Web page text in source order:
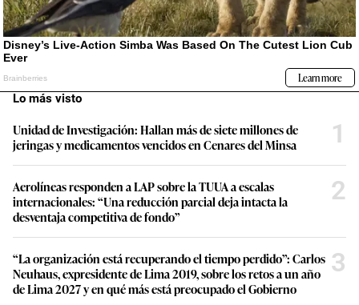
Lo más visto
Unidad de Investigación: Hallan más de siete millones de
jeringas y medicamentos vencidos en Cenares del Minsa
1
Aerolíneas responden a LAP sobre la TUUA a escalas
internacionales: “Una reducción parcial deja intacta la
desventaja competitiva de fondo”
2
“La organización está recuperando el tiempo perdido”: Carlos
Neuhaus, expresidente de Lima 2019, sobre los retos a un año
de Lima 2027 y en qué más está preocupado el Gobierno
3